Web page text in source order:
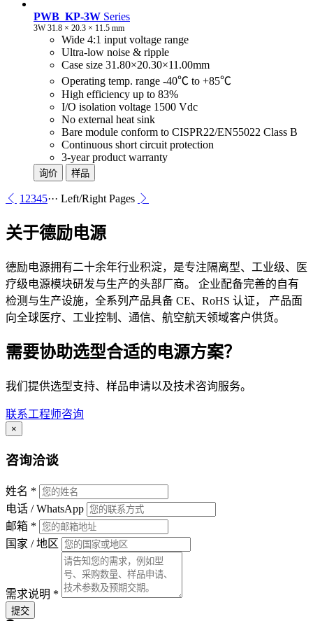
PWB_KP-3W Series
3W 31.8 × 20.3 × 11.5 mm
Wide 4:1 input voltage range
Ultra-low noise & ripple
Case size 31.80×20.30×11.00mm
Operating temp. range -40℃ to +85℃
High efficiency up to 83%
I/O isolation voltage 1500 Vdc
No external heat sink
Bare module conform to CISPR22/EN55022 Class B
Continuous short circuit protection
3-year product warranty
询价 样品
1 2345··· Left/Right Pages
关于德励电源
德励电源拥有二十余年行业积淀，是专注隔离型、工业级、医
疗级电源模块研发与生产的头部厂商。 企业配备完善的自有
检测与生产设施，全系列产品具备 CE、RoHS 认证， 产品面
向全球医疗、工业控制、通信、航空航天领域客户供货。
需要协助选型合适的电源方案？
我们提供选型支持、样品申请以及技术咨询服务。
联系工程师咨询
×
咨询洽谈
姓名 *
电话 / WhatsApp
邮箱 *
国家 / 地区
需求说明 *
提交